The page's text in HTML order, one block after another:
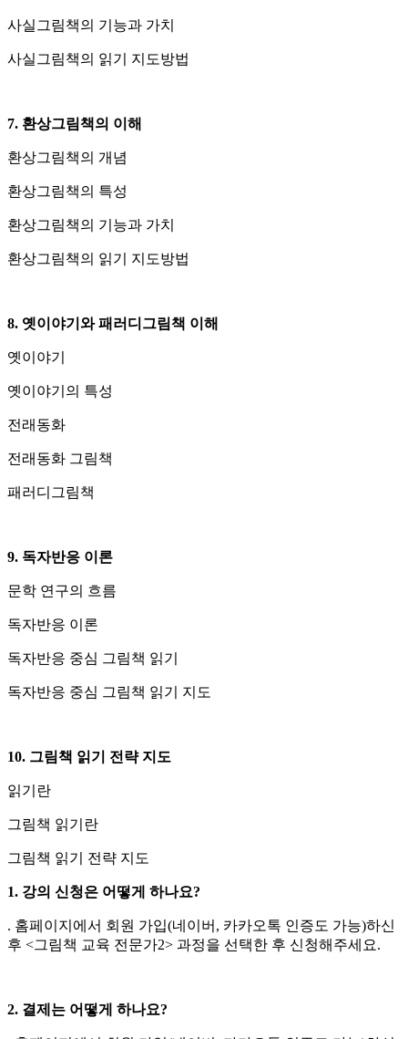
사실그림책의 기능과 가치
사실그림책의 읽기 지도방법
7. 환상그림책의 이해
환상그림책의 개념
환상그림책의 특성
환상그림책의 기능과 가치
환상그림책의 읽기 지도방법
8. 옛이야기와 패러디그림책 이해
옛이야기
옛이야기의 특성
전래동화
전래동화 그림책
패러디그림책
9. 독자반응 이론
문학 연구의 흐름
독자반응 이론
독자반응 중심 그림책 읽기
독자반응 중심 그림책 읽기 지도
10. 그림책 읽기 전략 지도
읽기란
그림책 읽기란
그림책 읽기 전략 지도
1. 강의 신청은 어떻게 하나요?
. 홈페이지에서 회원 가입(네이버, 카카오톡 인증도 가능)하신
후 <그림책 교육 전문가2> 과정을 선택한 후 신청해주세요.
2. 결제는 어떻게 하나요?